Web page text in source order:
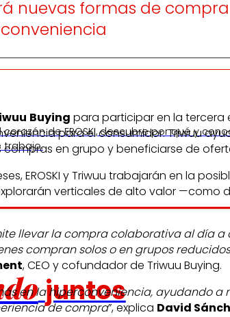
de EROSKI, descubre por qué y
trabajo.
juntos
nuevas formas de
Buying para participar en la tercera
para el consumidor. Triwuu
en grupo y beneficiarse de
EROSKI y Triwuu trabajarán en la
verticales de alto valor
llevar la compra colaborativa al
compran solos o en grupos
, CEO y cofundador de Triwuu Buying.
en la hiperconveniencia, ayudando
de compra”, explica David